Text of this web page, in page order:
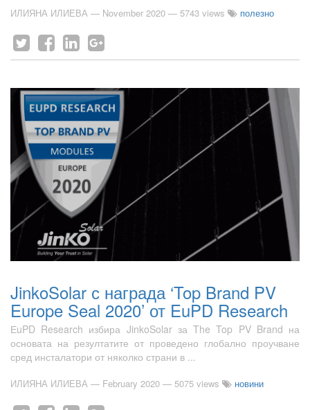
ИЛИЯНА ИЛИЕВА — November 2020 — 5743 views полезно
JinkoSolar с награда ‘Top Brand PV
Europe Seal 2020’ от EuPD Research
ЕuPD Research избира JinkoSolar за The Top PV Brand на
основата на резултатите от проведено глобално проучване
сред инсталатори от няколко страни в ...
ИЛИЯНА ИЛИЕВА — February 2020 — 5075 views новини